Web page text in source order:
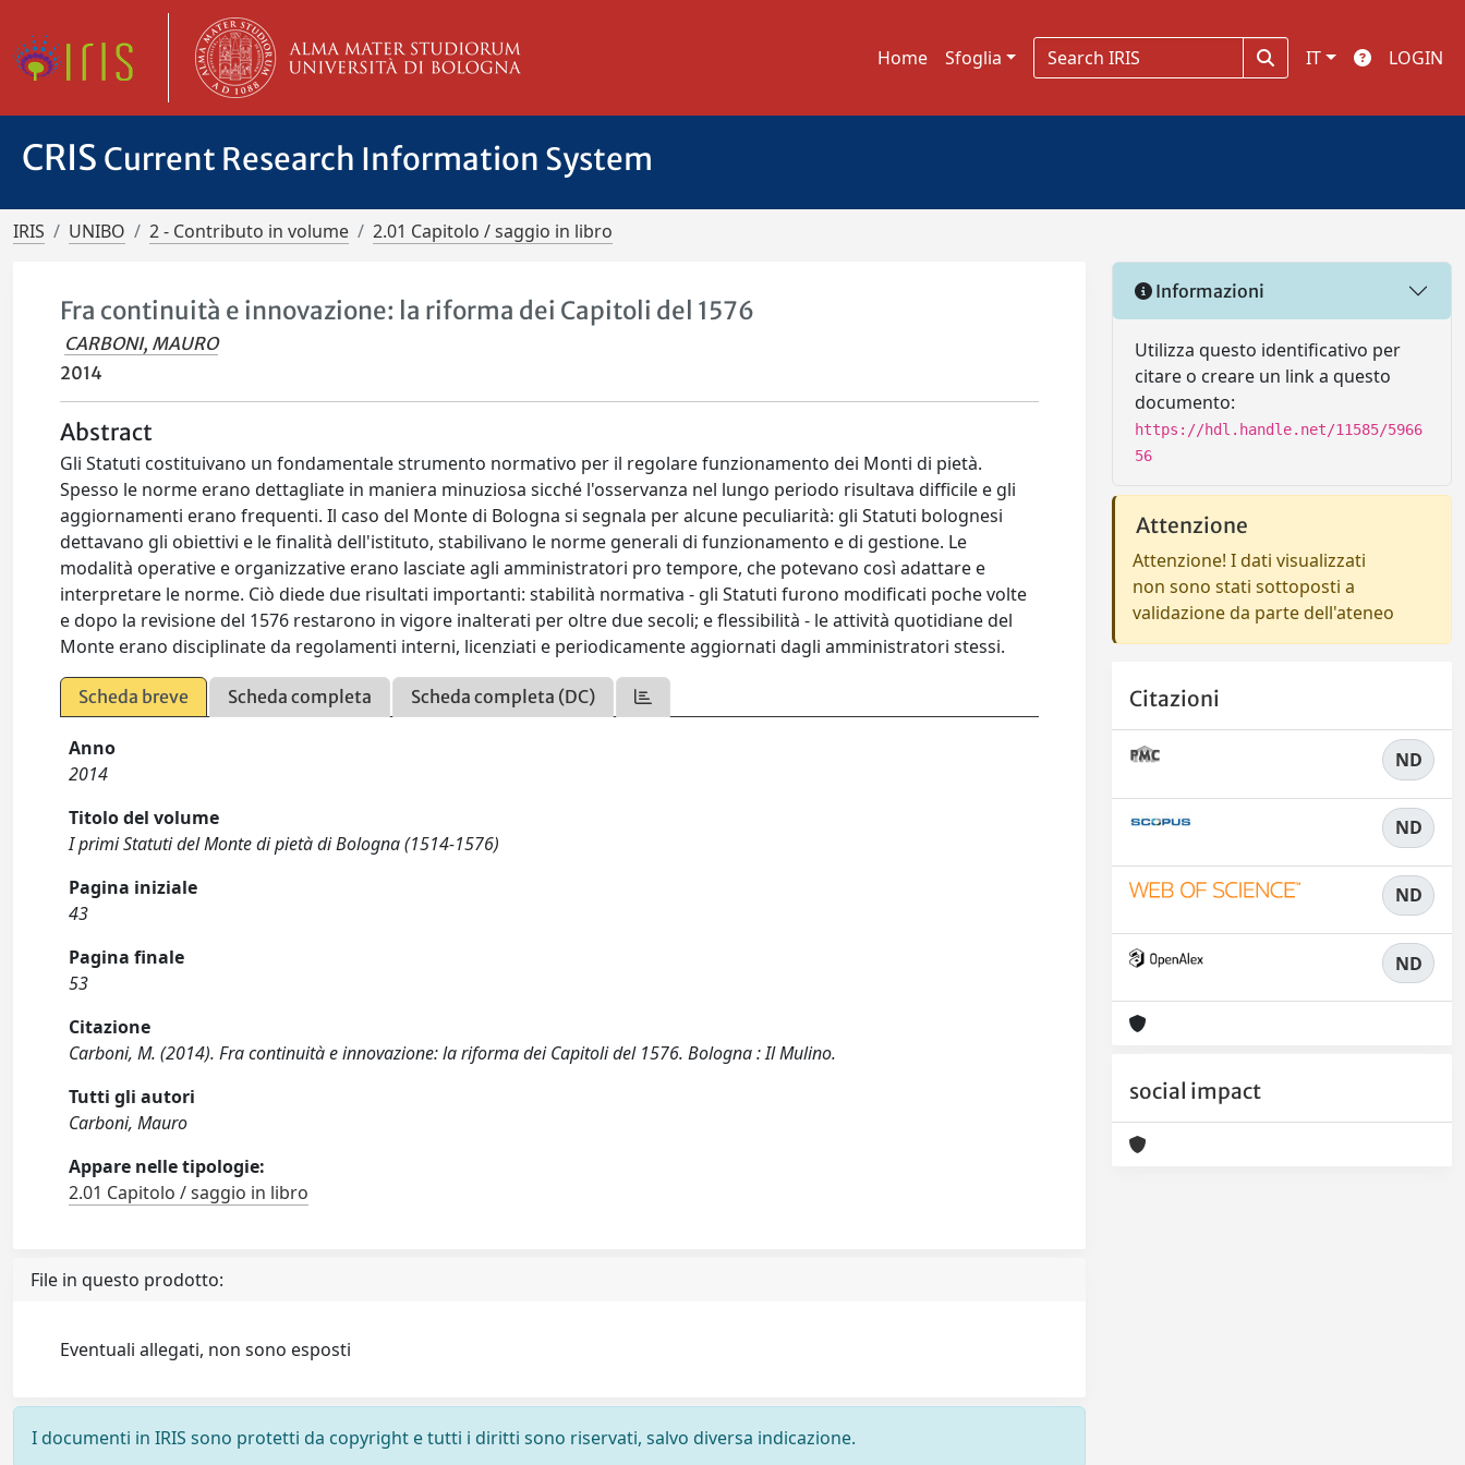
Home Sfoglia IT LOGIN
CRIS Current Research Information System
IRIS UNIBO 2 - Contributo in volume 2.01 Capitolo / saggio in libro
Fra continuità e innovazione: la riforma dei Capitoli del 1576
CARBONI, MAURO
2014
Abstract
Gli Statuti costituivano un fondamentale strumento normativo per il regolare funzionamento dei Monti di pietà.
Spesso le norme erano dettagliate in maniera minuziosa sicché l'osservanza nel lungo periodo risultava difficile e gli
aggiornamenti erano frequenti. Il caso del Monte di Bologna si segnala per alcune peculiarità: gli Statuti bolognesi
dettavano gli obiettivi e le finalità dell'istituto, stabilivano le norme generali di funzionamento e di gestione. Le
modalità operative e organizzative erano lasciate agli amministratori pro tempore, che potevano così adattare e
interpretare le norme. Ciò diede due risultati importanti: stabilità normativa - gli Statuti furono modificati poche volte
e dopo la revisione del 1576 restarono in vigore inalterati per oltre due secoli; e flessibilità - le attività quotidiane del
Monte erano disciplinate da regolamenti interni, licenziati e periodicamente aggiornati dagli amministratori stessi.
Scheda breve Scheda completa Scheda completa (DC)
Anno
2014
Titolo del volume
I primi Statuti del Monte di pietà di Bologna (1514-1576)
Pagina iniziale
43
Pagina finale
53
Citazione
Carboni, M. (2014). Fra continuità e innovazione: la riforma dei Capitoli del 1576. Bologna : Il Mulino.
Tutti gli autori
Carboni, Mauro
Appare nelle tipologie:
2.01 Capitolo / saggio in libro
File in questo prodotto:
Eventuali allegati, non sono esposti
I documenti in IRIS sono protetti da copyright e tutti i diritti sono riservati, salvo diversa indicazione.
Informazioni
Utilizza questo identificativo per
citare o creare un link a questo
documento:
https://hdl.handle.net/11585/5966
56
Attenzione
Attenzione! I dati visualizzati
non sono stati sottoposti a
validazione da parte dell'ateneo
Citazioni
ND
ND
ND
ND
social impact